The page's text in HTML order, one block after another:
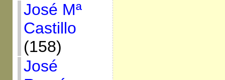
José Mª
Castillo
(158)
José